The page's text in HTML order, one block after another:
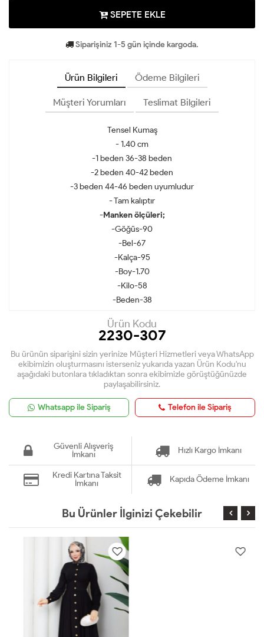
SEPETE EKLE
Siparişiniz 1-5 gün içinde kargoda.
Ürün Bilgileri Ödeme Bilgileri
Müşteri Yorumları Teslimat Bilgileri
Tensel Kumaş
- 1.40 cm
-1 beden 36-38 beden
-2 beden 40-42 beden
-3 beden 44-46 beden uyumludur
- Tam kalıptır
-Manken ölçüleri;
-Göğüs-90
-Bel-67
-Kalça-95
-Boy-1.70
-Kilo-58
-Beden-38
Ürün Kodu
2230-307
Bu ürünün siparişini sizin yerinize Müşteri Hizmetleri veya WhatsApp
ekibimizin oluşturmasını isterseniz yukarıda yazan Ürün Kodu'nu
aşağıdaki butonlara tıkladıktan sonra ekibimizle görüştüğünüzde
paylaşabilirsiniz.
Whatsapp ile Sipariş Telefon ile Sipariş
Güvenli Alışveriş
İmkanı
Hızlı Kargo İmkanı
Kredi Kartına Taksit
İmkanı
Kapıda Ödeme İmkanı
Bu Ürünler İlginizi Çekebilir